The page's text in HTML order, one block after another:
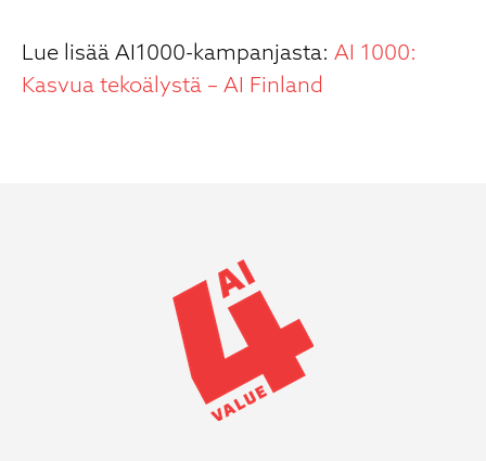
Lue lisää AI1000-kampanjasta: AI 1000:
Kasvua tekoälystä – AI Finland